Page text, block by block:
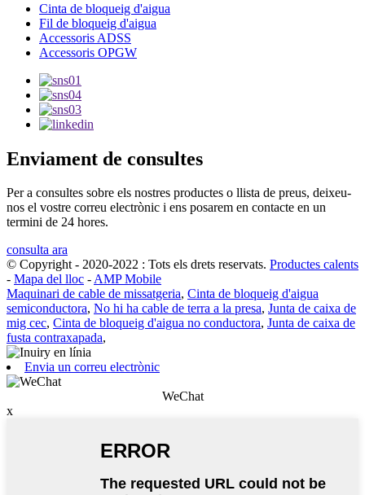
Cinta de bloqueig d'aigua
Fil de bloqueig d'aigua
Accessoris ADSS
Accessoris OPGW
Enviament de consultes
Per a consultes sobre els nostres productes o llista de preus, deixeu-
nos el vostre correu electrònic i ens posarem en contacte en un
termini de 24 hores.
consulta ara
© Copyright - 2020-2022 : Tots els drets reservats. Productes calents
- Mapa del lloc -AMP Mobile
Maquinari de cable de missatgeria, Cinta de bloqueig d'aigua
semiconductora, No hi ha cable de terra a la presa, Junta de caixa de
mig cec, Cinta de bloqueig d'aigua no conductora, Junta de caixa de
fusta contraxapada,
Envia un correu electrònic
WeChat
x